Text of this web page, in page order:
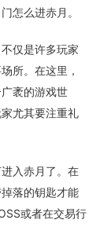
怎么进赤月。
仅是许多玩家
所。在这里，
袤的游戏世
尤其要注重礼
入赤月了。在
落的钥匙才能
或者在交易行